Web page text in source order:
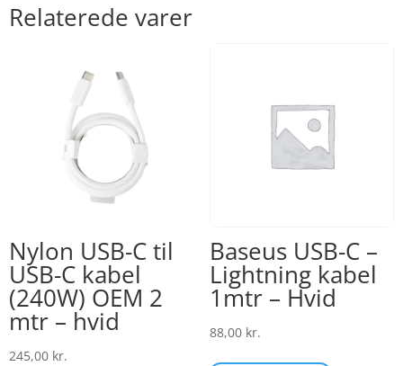
Relaterede varer
Nylon USB-C til
USB-C kabel
(240W) OEM 2
mtr – hvid
245,00 kr.
Baseus USB-C –
Lightning kabel
1mtr – Hvid
88,00 kr.